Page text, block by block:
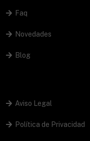
Faq
Novedades
Blog
Aviso Legal
Política de Privacidad